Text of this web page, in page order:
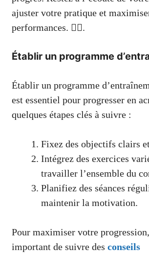
ajuster votre pratique et
performances. 🏋️‍♂️.
Établir un programme
Établir un programme
est essentiel pour progresser en
quelques étapes clés à suivre :
Fixez des objectifs clairs
Intégrez des exercices
travailler l’ensemble du
Planifiez des séances
maintenir la motivation.
Pour maximiser votre
important de suivre des conseils